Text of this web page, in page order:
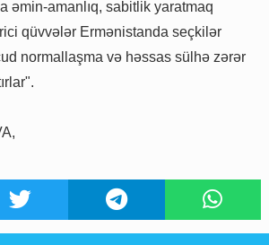
əmin-amanlıq, sabitlik yaratmaq
qüvvələr Ermənistanda seçkilər
normallaşma və həssas sülhə zərər